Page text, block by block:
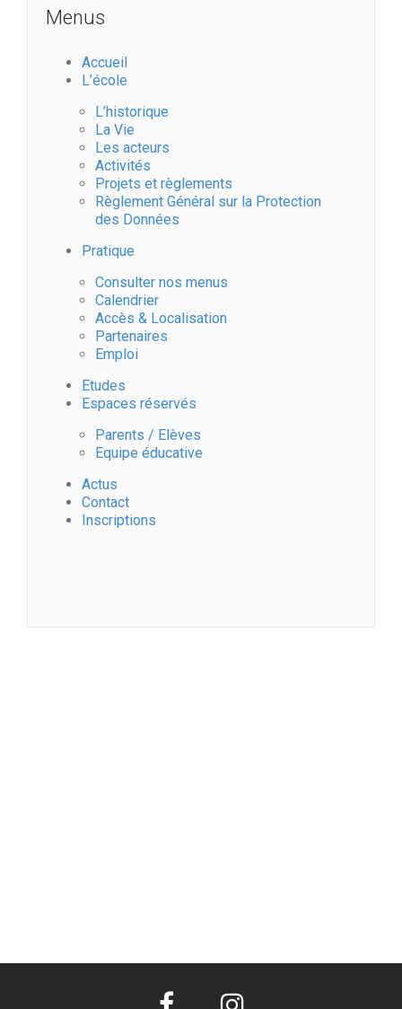
Menus
Accueil
L’école
L’historique
La Vie
Les acteurs
Activités
Projets et règlements
Règlement Général sur la Protection
des Données
Pratique
Consulter nos menus
Calendrier
Accès & Localisation
Partenaires
Emploi
Etudes
Espaces réservés
Parents / Elèves
Equipe éducative
Actus
Contact
Inscriptions